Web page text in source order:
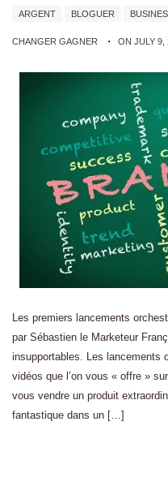
ARGENT BLOGUER
CHANGER GAGNER ON JULY 9,
Les premiers lancements
par Sébastien le Marketeur
insupportables. Les lancements
vidéos que l’on vous « offre »
vous vendre un produit
fantastique dans un […]